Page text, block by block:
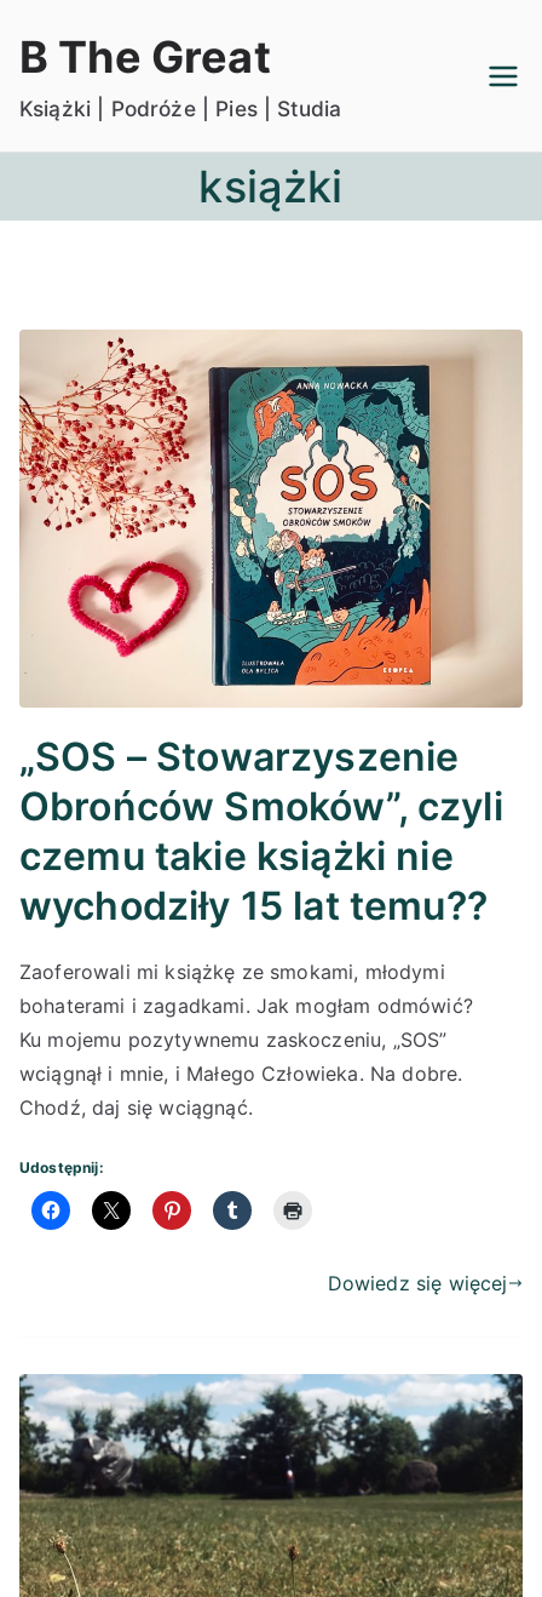
B The Great
Książki | Podróże | Pies | Studia
książki
„SOS – Stowarzyszenie
Obrońców Smoków”, czyli
czemu takie książki nie
wychodziły 15 lat temu??
Zaoferowali mi książkę ze smokami, młodymi
bohaterami i zagadkami. Jak mogłam odmówić?
Ku mojemu pozytywnemu zaskoczeniu, „SOS”
wciągnął i mnie, i Małego Człowieka. Na dobre.
Chodź, daj się wciągnąć.
Udostępnij:
Dowiedz się więcej